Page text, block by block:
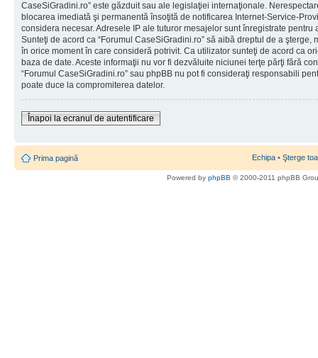
CaseSiGradini.ro” este găzduit sau ale legislaţiei internaţionale.
blocarea imediată şi permanentă însoţită de notificarea Internet-Service-
considera necesar. Adresele IP ale tuturor mesajelor sunt înregistrate
Sunteţi de acord ca “Forumul CaseSiGradini.ro” să aibă dreptul de a
în orice moment în care consideră potrivit. Ca utilizator sunteţi de acord ca
baza de date. Aceste informaţii nu vor fi dezvăluite niciunei terţe părţi fără
“Forumul CaseSiGradini.ro” sau phpBB nu pot fi consideraţi responsabili
poate duce la compromiterea datelor.
Înapoi la ecranul de autentificare
Prima pagină Echipa • Şterge
Powered by phpBB © 2000-2011 phpBB